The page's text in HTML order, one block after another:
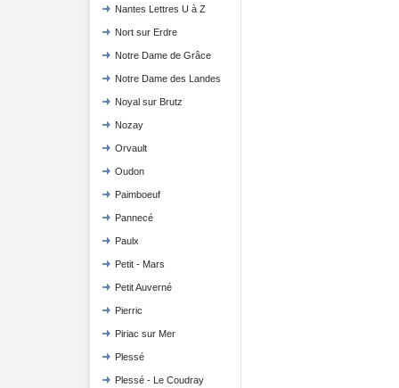
Nantes Lettres U à Z
Nort sur Erdre
Notre Dame de Grâce
Notre Dame des Landes
Noyal sur Brutz
Nozay
Orvault
Oudon
Paimboeuf
Pannecé
Paulx
Petit - Mars
Petit Auverné
Pierric
Piriac sur Mer
Plessé
Plessé - Le Coudray